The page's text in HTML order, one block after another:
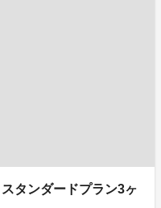
タンダードプラン3ヶ